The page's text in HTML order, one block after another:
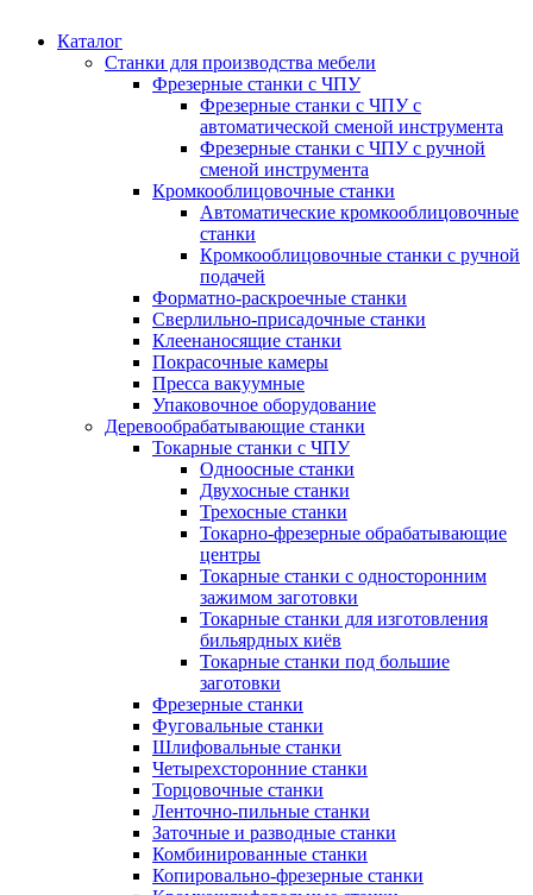
Каталог
Станки для производства мебели
Фрезерные станки с ЧПУ
Фрезерные станки с ЧПУ с
автоматической сменой инструмента
Фрезерные станки с ЧПУ с ручной
сменой инструмента
Кромкооблицовочные станки
Автоматические кромкооблицовочные
станки
Кромкооблицовочные станки с ручной
подачей
Форматно-раскроечные станки
Сверлильно-присадочные станки
Клеенаносящие станки
Покрасочные камеры
Пресса вакуумные
Упаковочное оборудование
Деревообрабатывающие станки
Токарные станки с ЧПУ
Одноосные станки
Двухосные станки
Трехосные станки
Токарно-фрезерные обрабатывающие
центры
Токарные станки с односторонним
зажимом заготовки
Токарные станки для изготовления
бильярдных киёв
Токарные станки под большие
заготовки
Фрезерные станки
Фуговальные станки
Шлифовальные станки
Четырехсторонние станки
Торцовочные станки
Ленточно-пильные станки
Заточные и разводные станки
Комбинированные станки
Копировально-фрезерные станки